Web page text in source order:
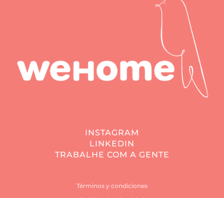
Términos y condiciones
INSTAGRAM
LINKEDIN
TRABALHE COM A GENTE